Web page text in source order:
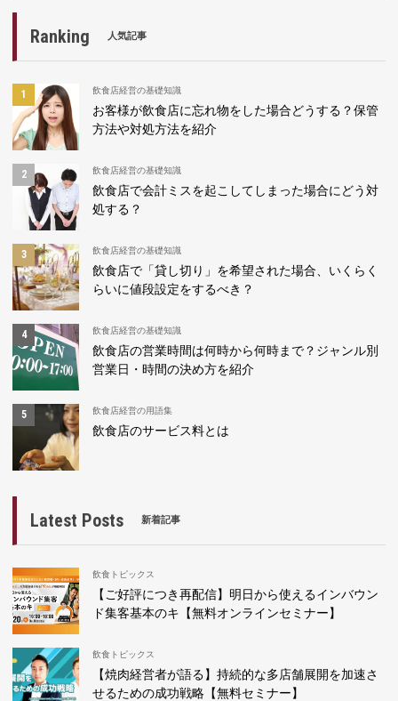
Ranking 人気記事
飲食店経営の基礎知識
お客様が飲食店に忘れ物をした場合どうする？保管
方法や対処方法を紹介
飲食店経営の基礎知識
飲食店で会計ミスを起こしてしまった場合にどう対
処する？
飲食店経営の基礎知識
飲食店で「貸し切り」を希望された場合、いくらく
らいに値段設定をするべき？
飲食店経営の基礎知識
飲食店の営業時間は何時から何時まで？ジャンル別
営業日・時間の決め方を紹介
飲食店経営の用語集
飲食店のサービス料とは
Latest Posts 新着記事
飲食トピックス
【ご好評につき再配信】明日から使えるインバウン
ド集客基本のキ【無料オンラインセミナー】
飲食トピックス
【焼肉経営者が語る】持続的な多店舗展開を加速さ
せるための成功戦略【無料セミナー】